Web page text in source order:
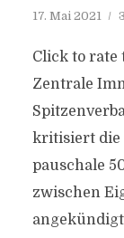
17. Mai 2021
Click to rate
Zentrale
kritisiert die
pauschale
zwischen